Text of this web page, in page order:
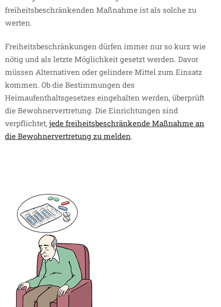
freiheitsbeschränkenden Maßnahme ist als solche zu
werten.
Freiheitsbeschränkungen dürfen immer nur so kurz wie
nötig und als letzte Möglichkeit gesetzt werden. Davor
müssen Alternativen oder gelindere Mittel zum Einsatz
kommen. Ob die Bestimmungen des
Heimaufenthaltsgesetzes eingehalten werden, überprüft
die Bewohnervertretung. Die Einrichtungen sind
verpflichtet, jede freiheitsbeschränkende Maßnahme an
die Bewohnervertretung zu melden.